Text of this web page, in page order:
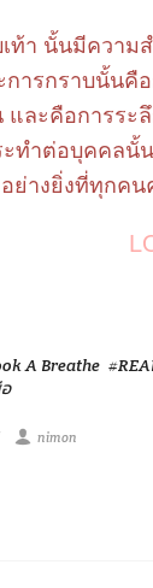
ท้า นั้นมีความ
การกราบนั้น
และคือการระ
ะทำต่อบุคคลนั้
ย่างยิ่งที่ทุกคน
A Breathe
nimon